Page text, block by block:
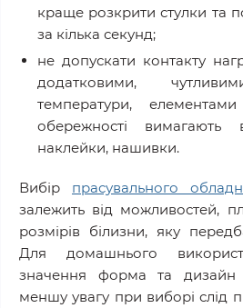
краще розкрити стулки та
за кілька секунд;
не допускати контакту
додатковими,
температури,
обережності вимагають
наклейки, нашивки.
Вибір прасувального
залежить від можливостей,
розмірів білизни, яку
Для домашнього
значення форма та дизайн
меншу увагу при виборі слід